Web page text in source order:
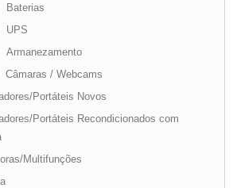
Baterias
UPS
Armanezamento
Câmaras / Webcams
Portáteis Novos
Portáteis Recondicionados com
Multifunções